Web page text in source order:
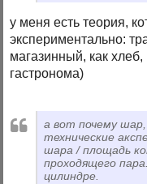
у меня есть теория,
экспериментально:
магазинный, как
гастронома)
а вот почему
технические
шара / площадь
проходящего
цилиндре.